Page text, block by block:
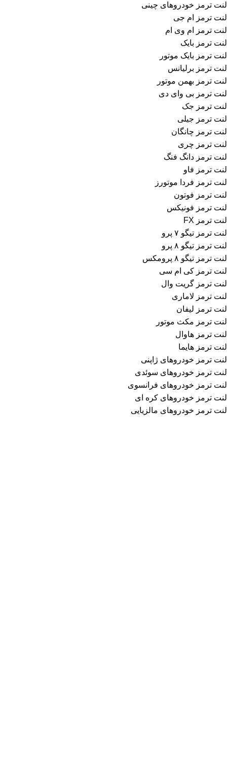
لنت ترمز خودروهای چینی
لنت ترمز ام جی
لنت ترمز ام وی ام
لنت ترمز بایک
لنت ترمز بایک موتور
لنت ترمز برلیانس
لنت ترمز بهمن موتور
لنت ترمز بی وای دی
لنت ترمز جک
لنت ترمز جیلی
لنت ترمز چانگان
لنت ترمز چری
لنت ترمز دانگ فنگ
لنت ترمز فاو
لنت ترمز فردا موتورز
لنت ترمز فوتون
لنت ترمز فونیکس
لنت ترمز FX
لنت ترمز تیگو ۷ پرو
لنت ترمز تیگو ۸ پرو
لنت ترمز تیگو ۸ پرومکس
لنت ترمز کی ام سی
لنت ترمز گریت وال
لنت ترمز لاماری
لنت ترمز لیفان
لنت ترمز مکث موتور
لنت ترمز هاوال
لنت ترمز هایما
لنت ترمز خودروهای ژاپنی
لنت ترمز خودروهای سوئدی
لنت ترمز خودروهای فرانسوی
لنت ترمز خودروهای کره ای
لنت ترمز خودروهای مالزیایی